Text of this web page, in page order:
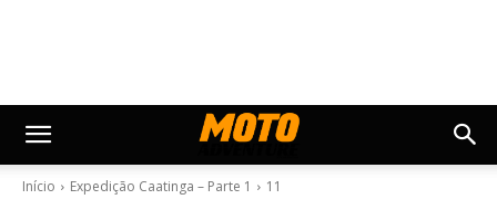
Início Expedição Caatinga – Parte 1 11